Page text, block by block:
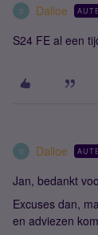
D Dalloe
S24 FE al een
D Dalloe
Jan, bedankt
Excuses dan,
en adviezen